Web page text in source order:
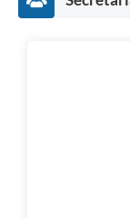
Diário Oficial